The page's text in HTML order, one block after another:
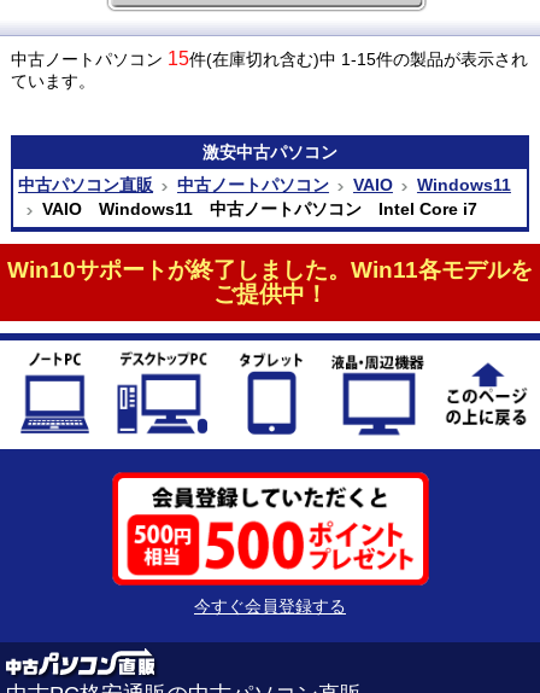
中古ノートパソコン 15件(在庫切れ含む)中 1-15件の製品が表示され
ています。
激安中古パソコン
中古パソコン直販
中古ノートパソコン VAIO
Windows11
VAIO Windows11 中古ノートパソコン Intel Core i7
Win10サポートが終了しました。Win11各モデルを
ご提供中！
今すぐ会員登録する